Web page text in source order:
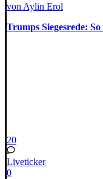
von Aylin Erol
Trumps Siegesrede:
20
Liveticker
0